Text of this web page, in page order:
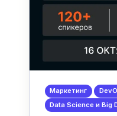
Маркетинг
Data Science и Big